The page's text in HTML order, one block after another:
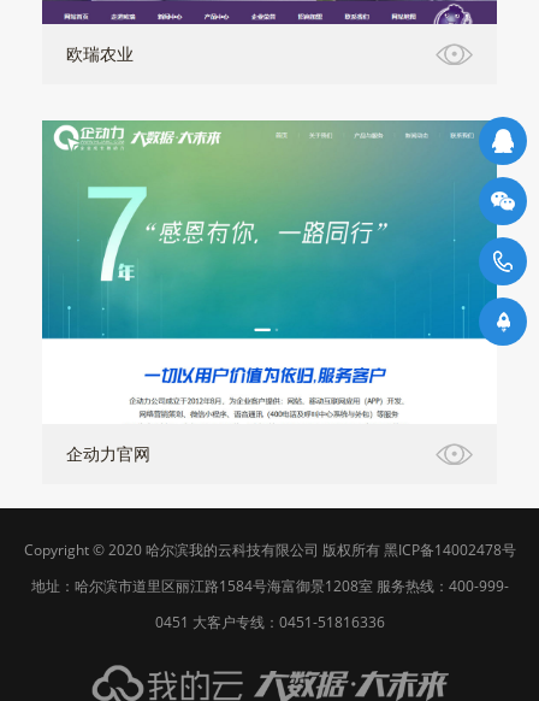
欧瑞农业
企动力官网
Copyright © 2020哈尔滨我的云科技有限公司 版权所有黑ICP备14002478号
地址：哈尔滨市道里区丽江路1584号海富御景1208室 服务热线：400-999-
0451 大客户专线：0451-51816336